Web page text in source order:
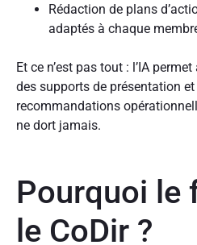
Rédaction de plans
adaptés à chaque
Et ce n’est pas tout : l’IA
des supports de présentation
recommandations
ne dort jamais.
Pourquoi le
le CoDir ?